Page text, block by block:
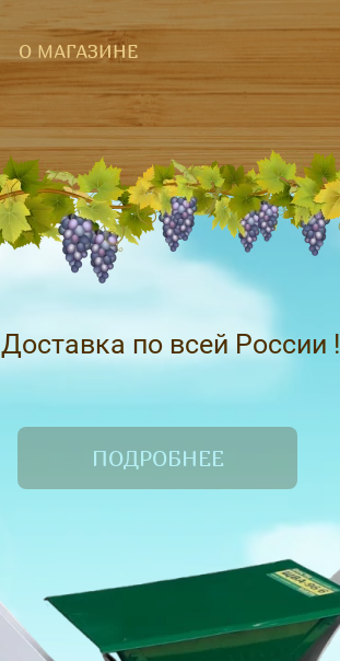
О МАГАЗИНЕ
ПОДРОБНЕЕ
Доставка по всей России !